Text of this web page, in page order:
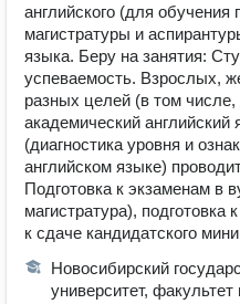
английского (для
магистратуры и
языка. Беру на занятия:
успеваемость. Взрослых,
разных целей (в том числе,
академический английский
(диагностика уровня и
английском языке)
Подготовка к экзаменам в
магистратура), подготовка
к сдаче кандидатского
Новосибирский
университет,